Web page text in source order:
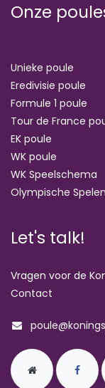
Onze
Unieke poule
Eredivisie poule
Formule 1 poule
Tour de France
EK poule
WK poule
WK Speelschema
Olympische
Let's talk!
Vragen voor de
Contact